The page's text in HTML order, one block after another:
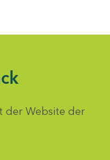
der Website der